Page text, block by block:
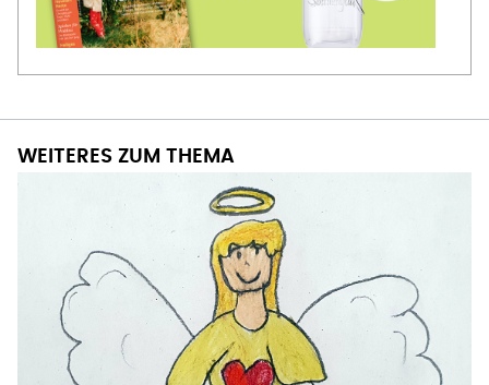
WEITERES ZUM THEMA